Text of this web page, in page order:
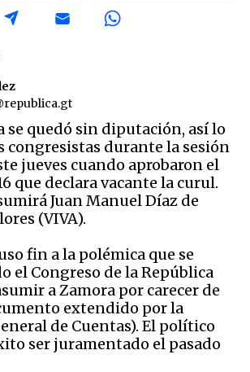
se quedó sin diputación, así lo
congresistas durante la sesión
jueves cuando aprobaron el
que declara vacante la curul.
Juan Manuel Díaz de
(VIVA).
fin a la polémica que se
el Congreso de la República
a Zamora por carecer de
extendido por la
de Cuentas). El político
ser juramentado el pasado